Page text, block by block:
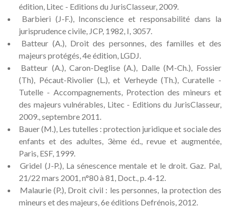
édition, Litec - Editions du JurisClasseur, 2009.
Barbieri (J-F.), Inconscience et responsabilité dans la
jurisprudence civile, JCP, 1982, I, 3057.
Batteur (A.), Droit des personnes, des familles et des
majeurs protégés, 4e édition, LGDJ.
Batteur (A.), Caron-Deglise (A.), Dalle (M-Ch.), Fossier
(Th), Pécaut-Rivolier (L.), et Verheyde (Th.), Curatelle -
Tutelle - Accompagnements, Protection des mineurs et
des majeurs vulnérables, Litec - Editions du JurisClasseur,
2009., septembre 2011.
Bauer (M.), Les tutelles : protection juridique et sociale des
enfants et des adultes, 3ème éd., revue et augmentée,
Paris, ESF, 1999.
Gridel (J-P.), La sénescence mentale et le droit. Gaz. Pal,
21/22 mars 2001, n°80 à 81, Doct., p. 4-12.
Malaurie (P.), Droit civil : les personnes, la protection des
mineurs et des majeurs, 6e éditions Defrénois, 2012.